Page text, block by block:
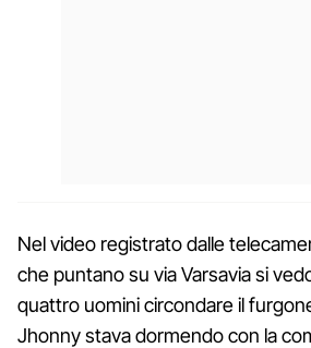
Nel video registrato dalle
che puntano su via Varsavia si
quattro uomini circondare il
Jhonny stava dormendo con la